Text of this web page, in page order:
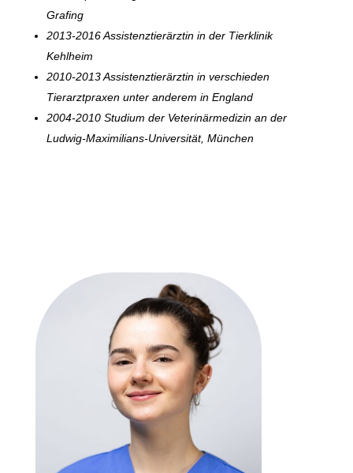
Grafing
2013-2016 Assistenztierärztin in der Tierklinik
Kehlheim
2010-2013 Assistenztierärztin in verschieden
Tierarztpraxen unter anderem in England
2004-2010 Studium der Veterinärmedizin an der
Ludwig-Maximilians-Universität, München